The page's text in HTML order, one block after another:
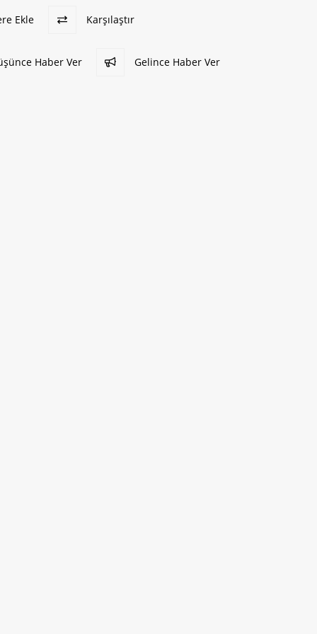
Ekle Karşılaştır
Haber Ver Gelince Haber Ver